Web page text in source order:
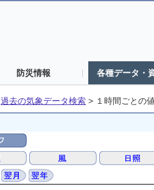
防災情報 各種データ・
過去の気象データ検索 > １時間ごとの